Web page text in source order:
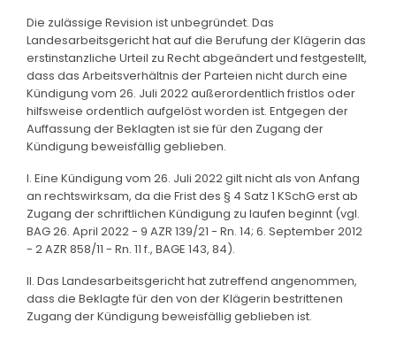
Die zulässige Revision ist unbegründet. Das
Landesarbeitsgericht hat auf die Berufung der Klägerin das
erstinstanzliche Urteil zu Recht abgeändert und festgestellt,
dass das Arbeitsverhältnis der Parteien nicht durch eine
Kündigung vom 26. Juli 2022 außerordentlich fristlos oder
hilfsweise ordentlich aufgelöst worden ist. Entgegen der
Auffassung der Beklagten ist sie für den Zugang der
Kündigung beweisfällig geblieben.
I. Eine Kündigung vom 26. Juli 2022 gilt nicht als von Anfang
an rechtswirksam, da die Frist des § 4 Satz 1 KSchG erst ab
Zugang der schriftlichen Kündigung zu laufen beginnt (vgl.
BAG 26. April 2022 - 9 AZR 139/21 - Rn. 14; 6. September 2012
- 2 AZR 858/11 - Rn. 11 f., BAGE 143, 84).
II. Das Landesarbeitsgericht hat zutreffend angenommen,
dass die Beklagte für den von der Klägerin bestrittenen
Zugang der Kündigung beweisfällig geblieben ist.